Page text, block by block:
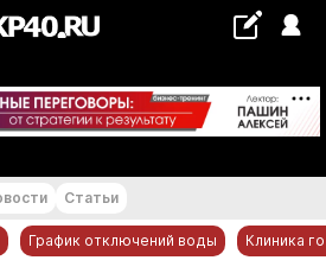
+21...+22 °С
Статьи
График отключений воды Клиника